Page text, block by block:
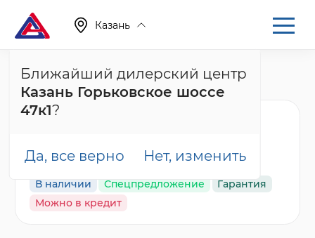
Казань
Ближайший дилерский центр
Казань Горьковское шоссе
47к1?
Да, все верно Нет, изменить
Главная Каталог
Новые автомобили
Tiggo 4, I Рестайлинг 2
серый
В наличии Спецпредложение
Гарантия
Можно в кредит